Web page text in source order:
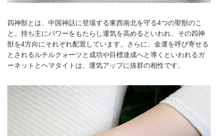
四神獣とは、中国神話に登場する東西南北を守る4つの聖獣のこ
と。持ち主にパワーをもたらし運気を高めるといわれ、その四神
獣を4方向にそれぞれ配置しています。さらに、金運を呼び寄せる
とされるルチルクォーツと成功や目標達成へと導くといわれるガ
ーネットとヘマタイトは、運気アップに抜群の相性です。